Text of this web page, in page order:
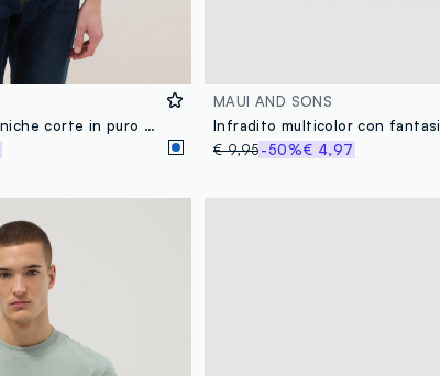
T-shirt azzurra a maniche corte in puro cotone con stampa relaxed fit
MAUI AND SONS
€ 9,95-50%€ 4,97